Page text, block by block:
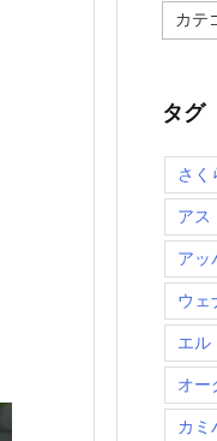
テ
ー
タグ
さく
アス
アッ
ウェ
エル
オー
カミ